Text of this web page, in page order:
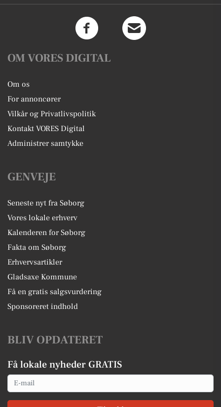
OM VORES DIGITAL
Om os
For annoncører
Vilkår og Privatlivspolitik
Kontakt VORES Digital
Administrer samtykke
GENVEJE
Seneste nyt fra Søborg
Vores lokale erhverv
Kalenderen for Søborg
Fakta om Søborg
Erhvervsartikler
Gladsaxe Kommune
Få en gratis salgsvurdering
Sponsoreret indhold
BLIV OPDATERET
Få lokale nyheder GRATIS
Email